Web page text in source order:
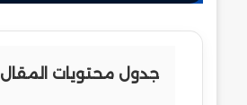
جدول محتويات المقال